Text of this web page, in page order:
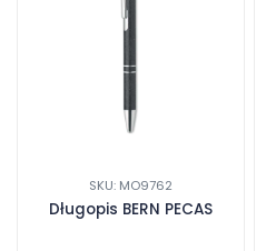
SKU: MO9762
Długopis BERN PECAS